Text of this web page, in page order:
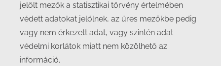
jelölt mezők a statisztikai törvény értelmében
védett adatokat jelölnek, az üres mezőkbe pedig
vagy nem érkezett adat, vagy szintén adat-
védelmi korlátok miatt nem közölhető az
információ.